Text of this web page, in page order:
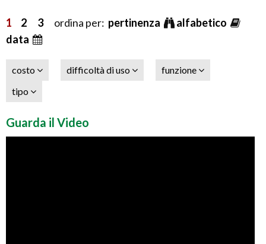
1 2 3ordina per: pertinenza
alfabetico
data
costo difficoltà di uso
funzione
tipo
Guarda il Video